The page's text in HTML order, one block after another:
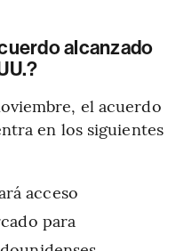
alcanzado
el acuerdo
en los siguientes
acceso
para